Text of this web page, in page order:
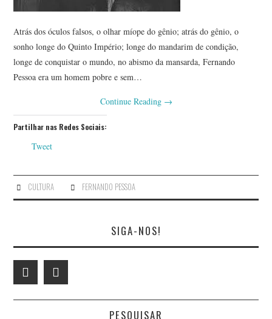
Atrás dos óculos falsos, o olhar míope do gênio; atrás do gênio, o
sonho longe do Quinto Império; longe do mandarim de condição,
longe de conquistar o mundo, no abismo da mansarda, Fernando
Pessoa era um homem pobre e sem…
Continue Reading →
Partilhar nas Redes Sociais:
Tweet
CULTURA FERNANDO PESSOA
SIGA-NOS!
PESQUISAR